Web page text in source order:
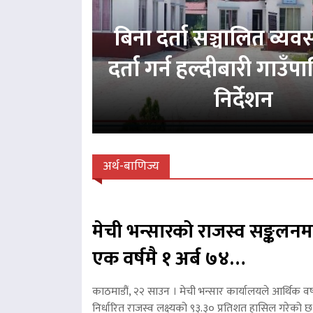
बिना दर्ता सञ्चालित
दर्ता गर्न हल्दीबारी
निर्देशन
अर्थ-बाणिज्य
मेची भन्सारको राजस्व
एक वर्षमै १ अर्ब ७४…
काठमाडौं, २२ साउन । मेची भन्सार कार्यालयले आर्थिक
निर्धारित राजस्व लक्ष्यको ९३.३० प्रतिशत हासिल गरेको